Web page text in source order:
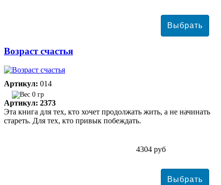
Возраст счастья
Артикул: 014
0 гр
Артикул: 2373
Эта книга для тех, кто хочет продолжать жить, а не начинать
стареть. Для тех, кто привык побеждать.
4304 руб